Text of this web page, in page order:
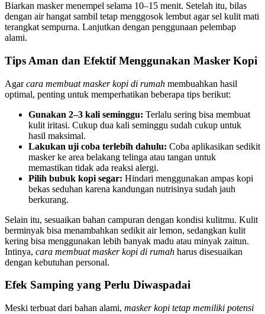
Biarkan masker menempel selama 10–15 menit. Setelah itu, bilas
dengan air hangat sambil tetap menggosok lembut agar sel kulit mati
terangkat sempurna. Lanjutkan dengan penggunaan pelembap
alami.
Tips Aman dan Efektif Menggunakan Masker Kopi
Agarcara membuat masker kopi di rumah membuahkan hasil
optimal, penting untuk memperhatikan beberapa tips berikut:
Gunakan 2–3 kali seminggu: Terlalu sering bisa membuat
kulit iritasi. Cukup dua kali seminggu sudah cukup untuk
hasil maksimal.
Lakukan uji coba terlebih dahulu: Coba aplikasikan sedikit
masker ke area belakang telinga atau tangan untuk
memastikan tidak ada reaksi alergi.
Pilih bubuk kopi segar: Hindari menggunakan ampas kopi
bekas seduhan karena kandungan nutrisinya sudah jauh
berkurang.
Selain itu, sesuaikan bahan campuran dengan kondisi kulitmu. Kulit
berminyak bisa menambahkan sedikit air lemon, sedangkan kulit
kering bisa menggunakan lebih banyak madu atau minyak zaitun.
Intinya, cara membuat masker kopi di rumah harus disesuaikan
dengan kebutuhan personal.
Efek Samping yang Perlu Diwaspadai
Meski terbuat dari bahan alami, masker kopi tetap memiliki potensi